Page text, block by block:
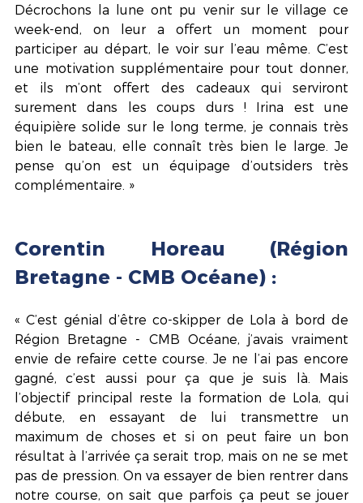
Décrochons la lune ont pu venir sur le village ce
week-end, on leur a offert un moment pour
participer au départ, le voir sur l’eau même. C’est
une motivation supplémentaire pour tout donner,
et ils m’ont offert des cadeaux qui serviront
surement dans les coups durs ! Irina est une
équipière solide sur le long terme, je connais très
bien le bateau, elle connaît très bien le large. Je
pense qu’on est un équipage d’outsiders très
complémentaire. »
Corentin Horeau (Région
Bretagne - CMB Océane) :
« C’est génial d’être co-skipper de Lola à bord de
Région Bretagne - CMB Océane, j’avais vraiment
envie de refaire cette course. Je ne l’ai pas encore
gagné, c’est aussi pour ça que je suis là. Mais
l’objectif principal reste la formation de Lola, qui
débute, en essayant de lui transmettre un
maximum de choses et si on peut faire un bon
résultat à l’arrivée ça serait trop, mais on ne se met
pas de pression. On va essayer de bien rentrer dans
notre course, on sait que parfois ça peut se jouer